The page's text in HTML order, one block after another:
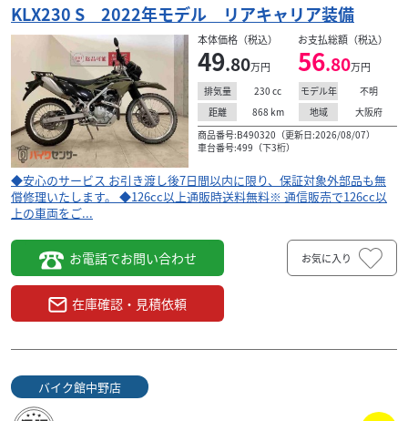
KLX230 S 2022年モデル リアキャリア装備
本体価格（税込）
49.80万円
お支払総額（税込）
56.80万円
排気量 230 cc モデル年
不明
距離
868 km 地域
大阪府
商品番号:B490320（更新日:2026/08/07）
車台番号:499（下3桁）
◆安心のサービス お引き渡し後7日間以内に限り、保証対象外部品も無
償修理いたします。 ◆126cc以上通販時送料無料※ 通信販売で126cc以
上の車両をご...
お電話でお問い合わせ
在庫確認・見積依頼
お気に入り
バイク館中野店